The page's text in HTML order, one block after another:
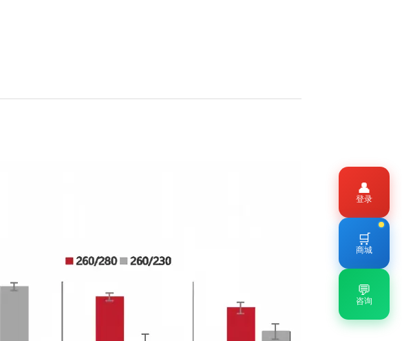
👤
登录
🛒
商城
💬
咨询